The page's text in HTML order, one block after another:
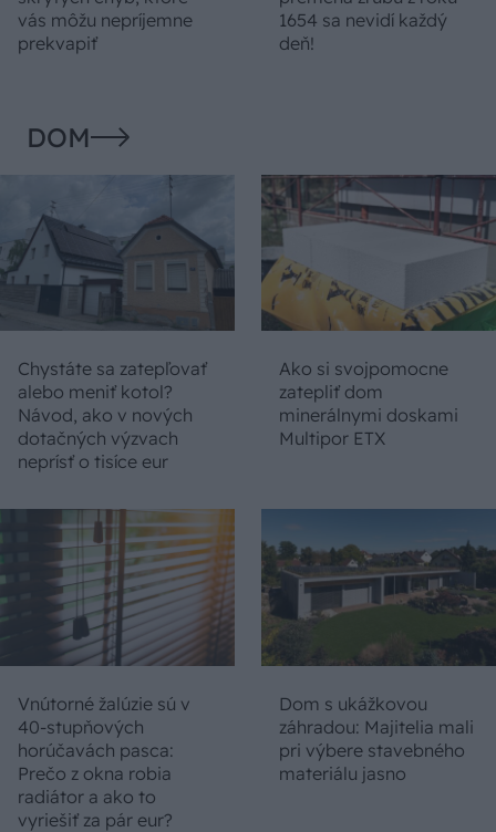
vás môžu nepríjemne
prekvapiť
1654 sa nevidí každý
deň!
DOM
Chystáte sa zatepľovať
alebo meniť kotol?
Návod, ako v nových
dotačných výzvach
neprísť o tisíce eur
Ako si svojpomocne
zatepliť dom
minerálnymi doskami
Multipor ETX
Vnútorné žalúzie sú v
40-stupňových
horúčavách pasca:
Prečo z okna robia
radiátor a ako to
vyriešiť za pár eur?
Dom s ukážkovou
záhradou: Majitelia mali
pri výbere stavebného
materiálu jasno